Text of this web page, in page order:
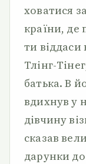
ховатися
країни, де
ти віддаси
Тлінг-
батька. В
вдихнув у
дівчину
сказав
дарунки